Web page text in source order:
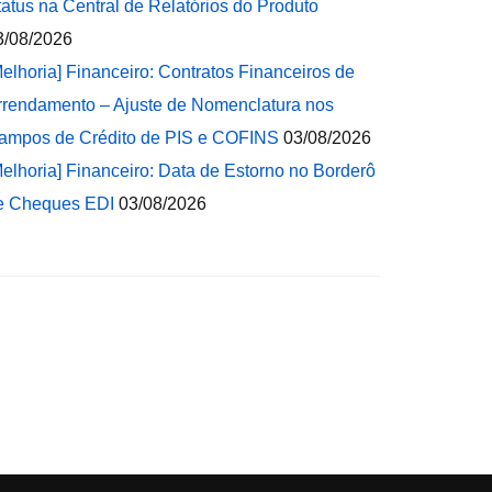
na Central de Relatórios do Produto
08/2026
Financeiro: Contratos Financeiros de
– Ajuste de Nomenclatura nos
de Crédito de PIS e COFINS 03/08/2026
Financeiro: Data de Estorno no Borderô
Cheques EDI 03/08/2026